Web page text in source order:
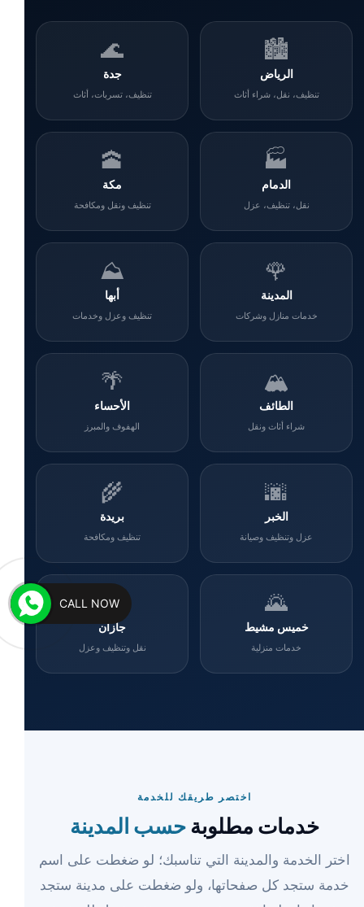
🏙️
الرياض
تنظيف، نقل، شراء أثاث
🌊
جدة
تنظيف، تسربات، أثاث
🏭
الدمام
نقل، تنظيف، عزل
🕋
مكة
تنظيف ونقل ومكافحة
🌹
المدينة
خدمات منازل وشركات
⛰️
أبها
تنظيف وعزل وخدمات
🏔️
الطائف
شراء أثاث ونقل
🌴
الأحساء
الهفوف والمبرز
🌆
الخبر
عزل وتنظيف وصيانة
🌾
بريدة
تنظيف ومكافحة
🌄
خميس مشيط
خدمات منزلية
🌊
جازان
نقل وتنظيف وعزل
اختصر طريقك للخدمة
خدمات مطلوبةحسب المدينة
اختر الخدمة والمدينة التي تناسبك؛ لو ضغطت على اسم
خدمة ستجد كل صفحاتها، ولو ضغطت على مدينة ستجد
CALL NOW